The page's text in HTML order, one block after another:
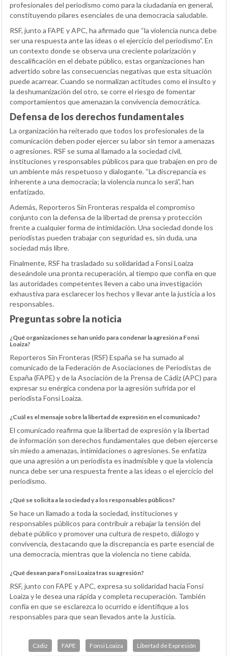
profesionales del periodismo como para la ciudadanía en general,
constituyendo pilares esenciales de una democracia saludable.
RSF, junto a FAPE y APC, ha afirmado que “la violencia nunca debe
ser una respuesta ante las ideas o el ejercicio del periodismo”. En
un contexto donde se observa una creciente polarización y
descalificación en el debate público, estas organizaciones han
advertido sobre las consecuencias negativas que esta situación
puede acarrear. Cuando se normalizan actitudes como el insulto y
la deshumanización del otro, se corre el riesgo de fomentar
comportamientos que amenazan la convivencia democrática.
Defensa de los derechos fundamentales
La organización ha reiterado que todos los profesionales de la
comunicación deben poder ejercer su labor sin temor a amenazas
o agresiones. RSF se suma al llamado a la sociedad civil,
instituciones y responsables públicos para que trabajen en pro de
un ambiente más respetuoso y dialogante. “La discrepancia es
inherente a una democracia; la violencia nunca lo será”, han
enfatizado.
Además, Reporteros Sin Fronteras respalda el compromiso
conjunto con la defensa de la libertad de prensa y protección
frente a cualquier forma de intimidación. Una sociedad donde los
periodistas pueden trabajar con seguridad es, sin duda, una
sociedad más libre.
Finalmente, RSF ha trasladado su solidaridad a Fonsi Loaiza
deseándole una pronta recuperación, al tiempo que confía en que
las autoridades competentes lleven a cabo una investigación
exhaustiva para esclarecer los hechos y llevar ante la justicia a los
responsables.
Preguntas sobre la noticia
¿Qué organizaciones se han unido para condenar la agresión a Fonsi
Loaiza?
Reporteros Sin Fronteras (RSF) España se ha sumado al
comunicado de la Federación de Asociaciones de Periodistas de
España (FAPE) y de la Asociación de la Prensa de Cádiz (APC) para
expresar su enérgica condena por la agresión sufrida por el
periodista Fonsi Loaiza.
¿Cuál es el mensaje sobre la libertad de expresión en el comunicado?
El comunicado reafirma que la libertad de expresión y la libertad
de información son derechos fundamentales que deben ejercerse
sin miedo a amenazas, intimidaciones o agresiones. Se enfatiza
que una agresión a un periodista es inadmisible y que la violencia
nunca debe ser una respuesta frente a las ideas o el ejercicio del
periodismo.
¿Qué se solicita a la sociedad y a los responsables públicos?
Se hace un llamado a toda la sociedad, instituciones y
responsables públicos para contribuir a rebajar la tensión del
debate público y promover una cultura de respeto, diálogo y
convivencia, destacando que la discrepancia es parte esencial de
una democracia, mientras que la violencia no tiene cabida.
¿Qué desean para Fonsi Loaiza tras su agresión?
RSF, junto con FAPE y APC, expresa su solidaridad hacia Fonsi
Loaiza y le desea una rápida y completa recuperación. También
confía en que se esclarezca lo ocurrido e identifique a los
responsables para que sean llevados ante la Justicia.
Cádiz FAPE Fonsi Loaiza Libertad de Expresión